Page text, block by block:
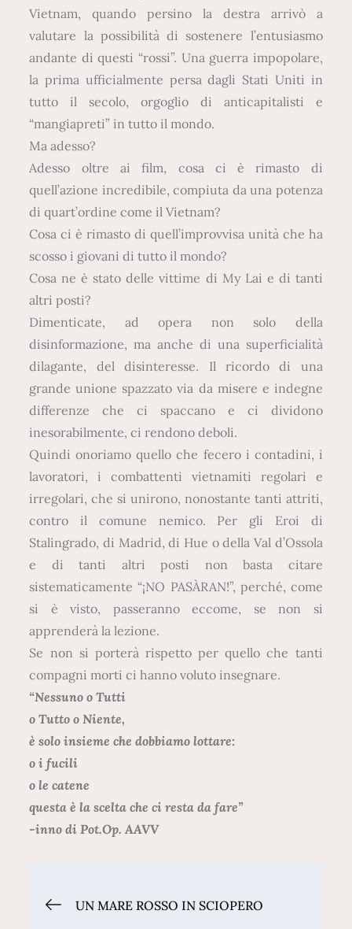
Vietnam, quando persino la destra arrivò a
valutare la possibilità di sostenere l’entusiasmo
andante di questi “rossi”. Una guerra impopolare,
la prima ufficialmente persa dagli Stati Uniti in
tutto il secolo, orgoglio di anticapitalisti e
“mangiapreti” in tutto il mondo.
Ma adesso?
Adesso oltre ai film, cosa ci è rimasto di
quell’azione incredibile, compiuta da una potenza
di quart’ordine come il Vietnam?
Cosa ci è rimasto di quell’improvvisa unità che ha
scosso i giovani di tutto il mondo?
Cosa ne è stato delle vittime di My Lai e di tanti
altri posti?
Dimenticate, ad opera non solo della
disinformazione, ma anche di una superficialità
dilagante, del disinteresse. Il ricordo di una
grande unione spazzato via da misere e indegne
differenze che ci spaccano e ci dividono
inesorabilmente, ci rendono deboli.
Quindi onoriamo quello che fecero i contadini, i
lavoratori, i combattenti vietnamiti regolari e
irregolari, che si unirono, nonostante tanti attriti,
contro il comune nemico. Per gli Eroi di
Stalingrado, di Madrid, di Hue o della Val d’Ossola
e di tanti altri posti non basta citare
sistematicamente “¡NO PASÀRAN!”, perché, come
si è visto, passeranno eccome, se non si
apprenderà la lezione.
Se non si porterà rispetto per quello che tanti
compagni morti ci hanno voluto insegnare.
“Nessuno o Tutti
o Tutto o Niente,
è solo insieme che dobbiamo lottare:
o i fucili
o le catene
questa è la scelta che ci resta da fare”
-inno di Pot.Op. AAVV
Navigazione
UN MARE ROSSO IN SCIOPERO